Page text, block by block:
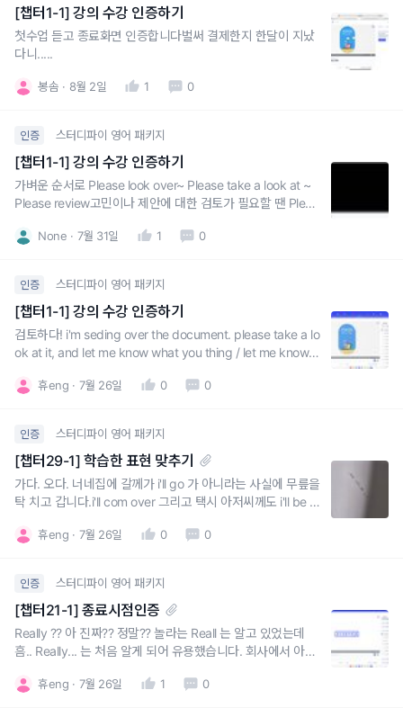
[챕터1-1] 강의 수강 인증하기
첫수업 듣고 종료화면 인증합니다벌써 결제한지 한달이 지났
다니.....
봉솜 8월 2일 1 0
인증 스터디파이 영어 패키지
[챕터1-1] 강의 수강 인증하기
가벼운 순서로 Please look over~ Please take a look at ~
Please review고민이나 제안에 대한 검토가 필요할 땐 Pleas
w 사용None 7월 31일 1 0
인증 스터디파이 영어 패키지
[챕터1-1] 강의 수강 인증하기
검토하다! i'm seding over the document. please take a lo
ok at it, and let me know what you thing / let me know if
er the proposal I sent you last nigh
휴eng 7월 26일 0 0
인증 스터디파이 영어 패키지
[챕터29-1] 학습한 표현 맞추기
가다. 오다. 너네집에 갈께가 i'll go 가 아니라는 사실에 무릎을
탁 치고 갑니다.i'll com over 그리고 택시 아저씨께도 i'll be ri
0분준다. 에서 I give you 10 minutes, tops. 배우자에게도
휴eng 7월 26일 0 0
인증 스터디파이 영어 패키지
[챕터21-1] 종료시점인증
Really ?? 아 진짜?? 정말?? 놀라는 Reall 는 알고 있었는데
흠.. Really... 는 처음 알게 되어 유용했습니다. 회사에서 아주
도 자주 써보고친구들과 for real 도 많이 써보겠습니다.
휴eng 7월 26일 1 0